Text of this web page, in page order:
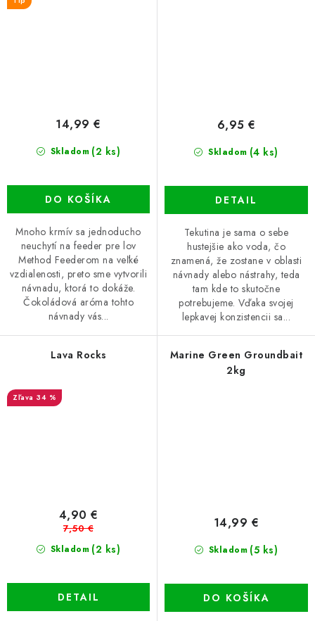
Skladom (2 ks)
14,99 €
DO KOŠÍKA
Mnoho krmív sa jednoducho
neuchytí na feeder pre lov
Method Feederom na veľké
vzdialenosti, preto sme vytvorili
návnadu, ktorá to dokáže.
Čokoládová aróma tohto
návnady vás...
Skladom (4 ks)
6,95 €
DETAIL
Tekutina je sama o sebe
hustejšie ako voda, čo
znamená, že zostane v oblasti
návnady alebo nástrahy, teda
tam kde to skutočne
potrebujeme. Vďaka svojej
lepkavej konzistencii sa...
Lava Rocks
34 %
Skladom (2 ks)
4,90 €
7,50 €
DETAIL
Marine Green Groundbait
2kg
Skladom (5 ks)
14,99 €
DO KOŠÍKA